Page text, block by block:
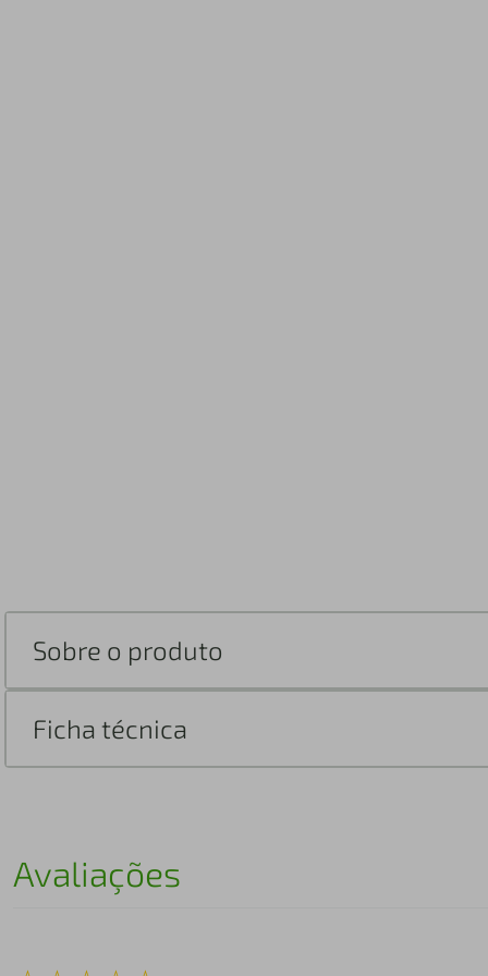
Sobre o produto
Ficha técnica
Avaliações